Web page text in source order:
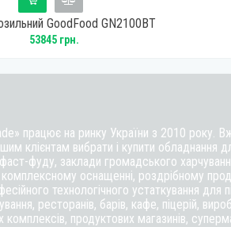
GoodFood GN2100BT
53845 грн.
працює на ринку України з 2010 року.
клієнтам вибрати і купити обладнання
фаст-фуду, заклади громадського
комплексному оснащенні, роздрібному
технологічного устаткування для
ресторанів, барів, кафе, піцерій,
комплексів, продуктових магазинів,